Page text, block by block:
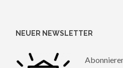
NEUER NEWSLETTER